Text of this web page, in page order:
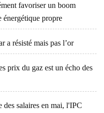
favoriser un boom
énergétique propre
a résisté mais pas l’or
prix du gaz est un écho des
des salaires en mai, l'IPC